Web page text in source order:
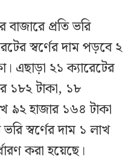
প্রতি ভরি
স্বর্ণের দাম পড়বে ২
এছাড়া ২১ ক্যারেটের
১৮২ টাকা, ১৮
৯২ হাজার ১৬৪ টাকা
স্বর্ণের দাম ১ লাখ
করা হয়েছে।